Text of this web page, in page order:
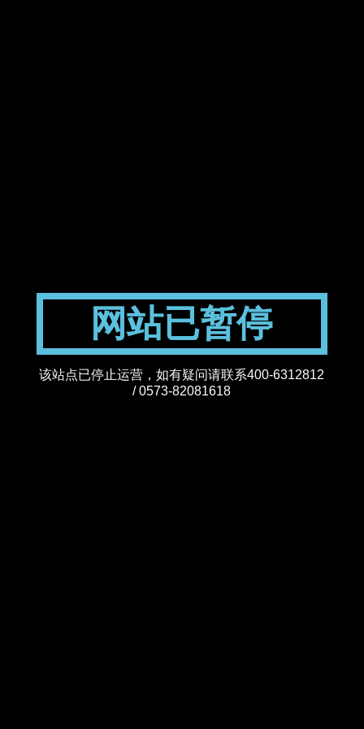
网站已暂停
该站点已停止运营，如有疑问请联系400-6312812
/ 0573-82081618